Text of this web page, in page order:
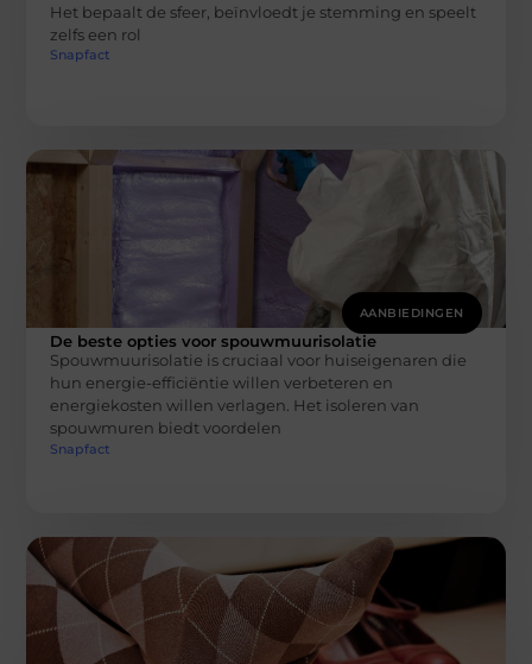
Het bepaalt de sfeer, beïnvloedt je stemming en speelt
zelfs een rol
Snapfact
AANBIEDINGEN
De beste opties voor spouwmuurisolatie
Spouwmuurisolatie is cruciaal voor huiseigenaren die
hun energie-efficiëntie willen verbeteren en
energiekosten willen verlagen. Het isoleren van
spouwmuren biedt voordelen
Snapfact